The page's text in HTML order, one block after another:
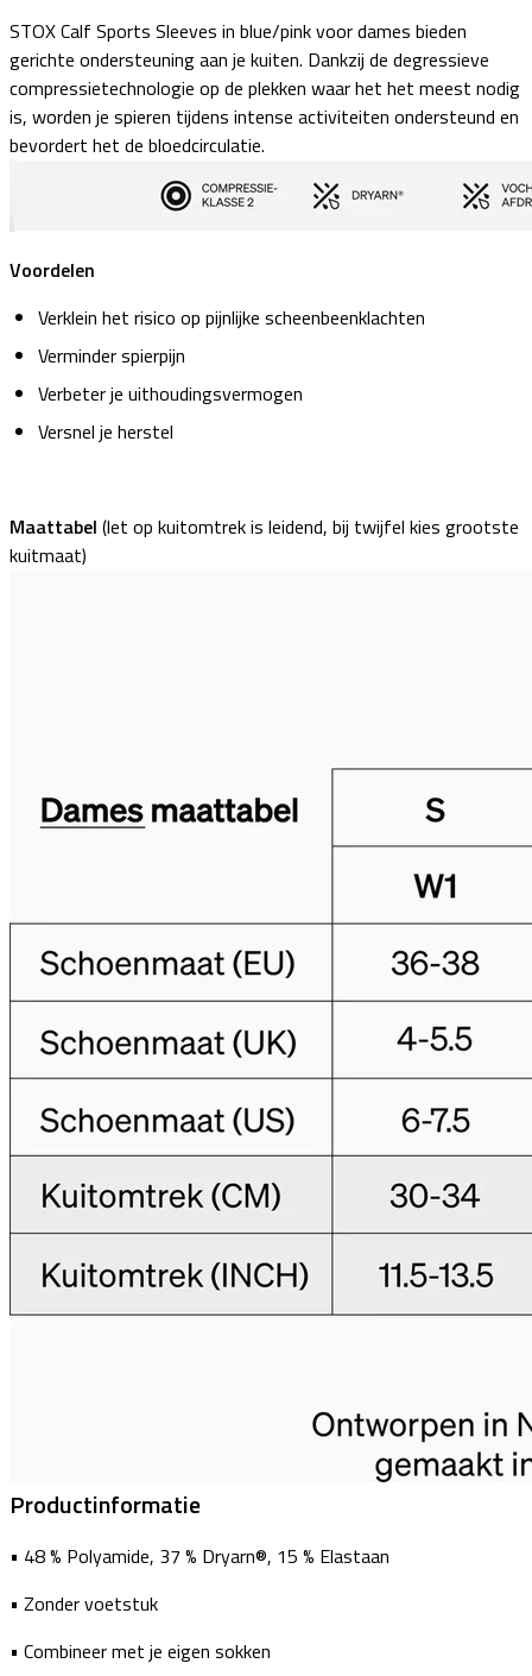
STOX Calf Sports Sleeves in blue/pink voor dames bieden
gerichte ondersteuning aan je kuiten. Dankzij de degressieve
compressietechnologie op de plekken waar het het meest nodig
is, worden je spieren tijdens intense activiteiten ondersteund en
bevordert het de bloedcirculatie.
Voordelen
Verklein het risico op pijnlijke scheenbeenklachten
Verminder spierpijn
Verbeter je uithoudingsvermogen
Versnel je herstel
Maattabel (let op kuitomtrek is leidend, bij twijfel kies grootste
kuitmaat)
Productinformatie
• 48 % Polyamide, 37 % Dryarn®, 15 % Elastaan
• Zonder voetstuk
• Combineer met je eigen sokken